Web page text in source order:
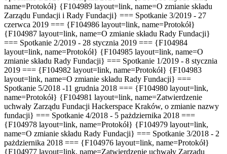
name=Protokół} {F104989 layout=link, name=O zmianie składu
Zarządu Fundacji i Rady Fundacji} === Spotkanie 3/2019 - 27
czerwca 2019 === {F104986 layout=link, name=Protokół}
{F104987 layout=link, name=O zmianie składu Rady Fundacji}
=== Spotkanie 2/2019 - 28 stycznia 2019 === {F104984
layout=link, name=Protokół} {F104985 layout=link, name=O
zmianie składu Rady Fundacji} === Spotkanie 1/2019 - 8 stycznia
2019 === {F104982 layout=link, name=Protokół} {F104983
layout=link, name=O zmianie składu Rady Fundacji} ===
Spotkanie 5/2018 -11 grudnia 2018 === {F104980 layout=link,
name=Protokół} {F104981 layout=link, name=Zatwierdzenie
uchwały Zarządu Fundacji Hackerspace Kraków, o zmianie nazwy
fundacji} === Spotkanie 4/2018 - 5 pażdziernika 2018 ===
{F104978 layout=link, name=Protokół} {F104979 layout=link,
name=O zmianie składu Rady Fundacji} === Spotkanie 3/2018 - 2
pażdziernika 2018 === {F104976 layout=link, name=Protokół}
{F104977 layout=link, name=Zatwierdzenie uchwały Zarządu